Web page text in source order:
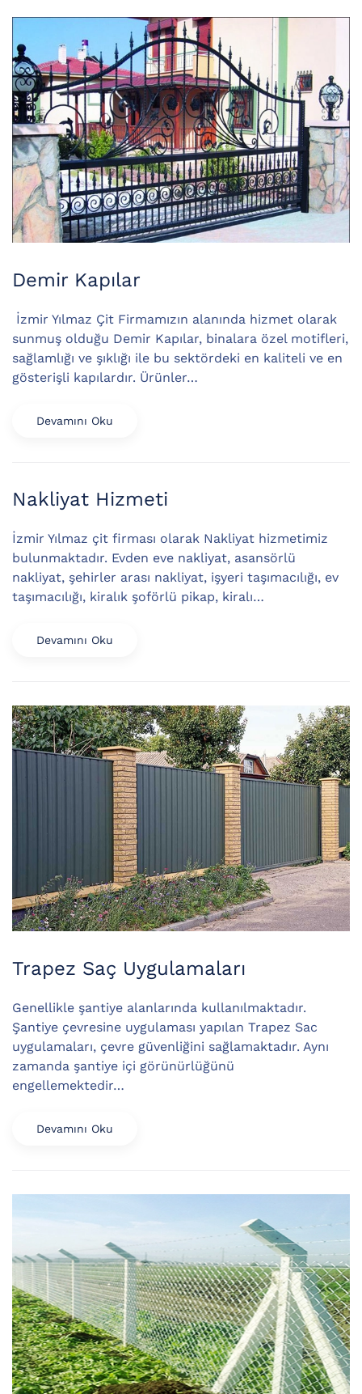
Demir Kapılar
İzmir Yılmaz Çit Firmamızın alanında hizmet olarak
sunmuş olduğu Demir Kapılar, binalara özel motifleri,
sağlamlığı ve şıklığı ile bu sektördeki en kaliteli ve en
gösterişli kapılardır. Ürünler…
Devamını Oku
Nakliyat Hizmeti
İzmir Yılmaz çit firması olarak Nakliyat hizmetimiz
bulunmaktadır. Evden eve nakliyat, asansörlü
nakliyat, şehirler arası nakliyat, işyeri taşımacılığı, ev
taşımacılığı, kiralık şoförlü pikap, kiralı…
Devamını Oku
Trapez Saç Uygulamaları
Genellikle şantiye alanlarında kullanılmaktadır.
Şantiye çevresine uygulaması yapılan Trapez Sac
uygulamaları, çevre güvenliğini sağlamaktadır. Aynı
zamanda şantiye içi görünürlüğünü
engellemektedir…
Devamını Oku